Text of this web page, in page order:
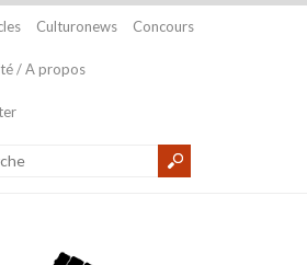
Culturonews Concours
/ A propos